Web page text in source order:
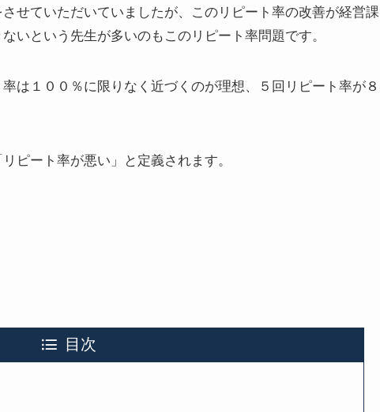
せていただいていましたが、このリピート率の改善が経営課
いという先生が多いのもこのリピート率問題です。
は１００％に限りなく近づくのが理想、５回リピート率が８
ピート率が悪い」と定義されます。
目次